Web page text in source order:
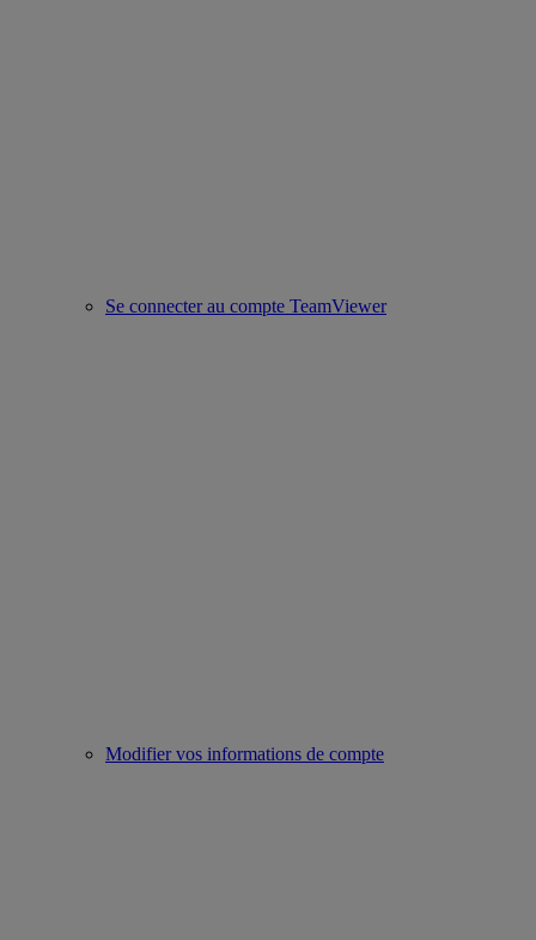
Se connecter au compte TeamViewer
Modifier vos informations de compte